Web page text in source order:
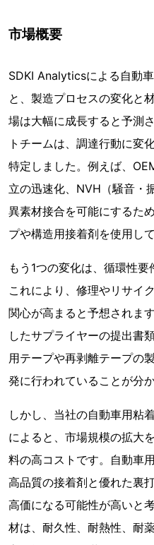
市場概要
SDKI Analyticsによる自動
と、製造プロセスの変化と
場は大幅に成長すると予測
トチームは、調達行動に変
特定しました。例えば、
立の迅速化、NVH（騒音・
異素材接合を可能にするた
プや構造用接着剤を使用して
もう1つの変化は、循環性要
これにより、修理やリサイ
関心が高まると予想されま
したサプライヤーの提出書
用テープや再剥離テープの
発に行われていることが分か
しかし、当社の自動車用粘
によると、市場規模の拡大
料の高コストです。自動車
高品質の接着剤と優れた裏
高価になる可能性が高いと
材は、耐久性、耐熱性、耐